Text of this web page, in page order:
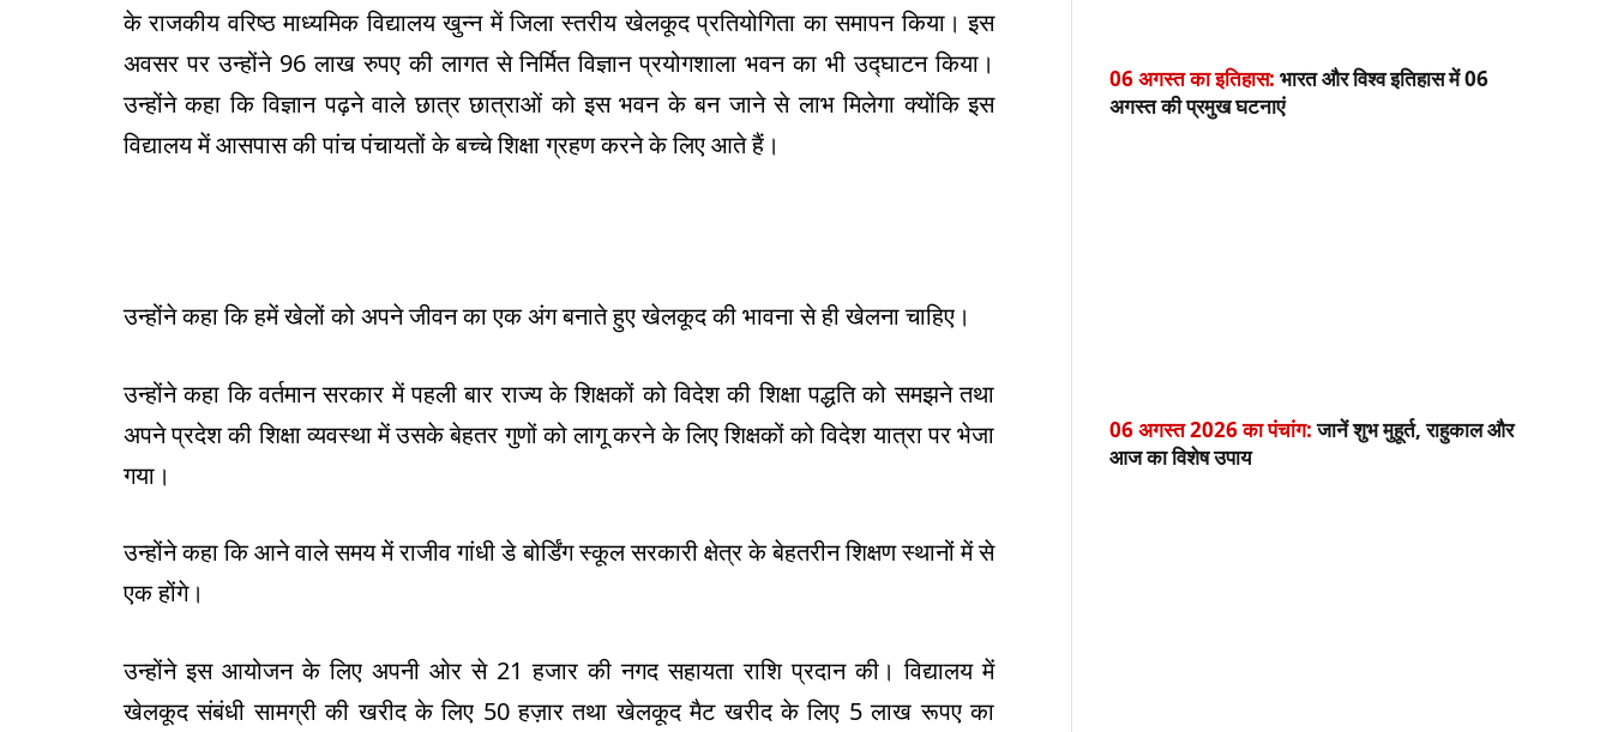
के राजकीय वरिष्ठ माध्यमिक विद्यालय खुन्न में जिला स्तरीय खेलकूद प्रतियोगिता का समापन किया। इस
अवसर पर उन्होंने 96 लाख रुपए की लागत से निर्मित विज्ञान प्रयोगशाला भवन का भी उद्घाटन किया।
उन्होंने कहा कि विज्ञान पढ़ने वाले छात्र छात्राओं को इस भवन के बन जाने से लाभ मिलेगा क्योंकि इस
विद्यालय में आसपास की पांच पंचायतों के बच्चे शिक्षा ग्रहण करने के लिए आते हैं।
उन्होंने कहा कि हमें खेलों को अपने जीवन का एक अंग बनाते हुए खेलकूद की भावना से ही खेलना चाहिए।
उन्होंने कहा कि वर्तमान सरकार में पहली बार राज्य के शिक्षकों को विदेश की शिक्षा पद्धति को समझने तथा
अपने प्रदेश की शिक्षा व्यवस्था में उसके बेहतर गुणों को लागू करने के लिए शिक्षकों को विदेश यात्रा पर भेजा
गया।
उन्होंने कहा कि आने वाले समय में राजीव गांधी डे बोर्डिंग स्कूल सरकारी क्षेत्र के बेहतरीन शिक्षण स्थानों में से
एक होंगे।
उन्होंने इस आयोजन के लिए अपनी ओर से 21 हजार की नगद सहायता राशि प्रदान की। विद्यालय में
खेलकूद संबंधी सामग्री की खरीद के लिए 50 हज़ार तथा खेलकूद मैट खरीद के लिए 5 लाख रूपए का
06 अगस्त का इतिहास: भारत और विश्व इतिहास में 06
अगस्त की प्रमुख घटनाएं
06 अगस्त 2026 का पंचांग:जानें शुभ मुहूर्त, राहुकाल और
आज का विशेष उपाय